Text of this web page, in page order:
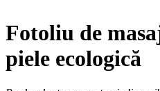
Fotoliu de
piele ecologică